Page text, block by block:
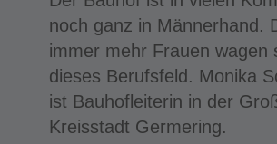
noch ganz in Männerhand.
immer mehr Frauen wagen
dieses Berufsfeld. Monika
ist Bauhofleiterin in der
Kreisstadt Germering.